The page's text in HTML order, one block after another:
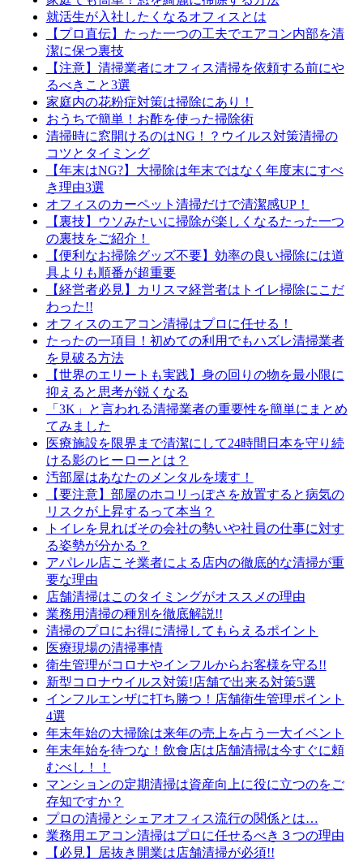
就活生が入社したくなるオフィスとは
【プロ直伝】たった一つの工夫でエアコン内部を清
潔に保つ裏技
【注意】清掃業者にオフィス清掃を依頼する前にや
るべきこと3選
家庭内の花粉症対策は掃除にあり！
おうちで簡単！お酢を使った掃除術
清掃時に窓開けるのはNG！？ウイルス対策清掃の
コツとタイミング
【年末はNG?】大掃除は年末ではなく年度末にすべ
き理由3選
オフィスのカーペット清掃だけで清潔感UP！
【裏技】ウソみたいに掃除が楽しくなるたった一つ
の裏技をご紹介！
【便利なお掃除グッズ不要】効率の良い掃除には道
具よりも順番が超重要
【経営者必見】カリスマ経営者はトイレ掃除にこだ
わった!!
オフィスのエアコン清掃はプロに任せる！
たったの一項目！初めての利用でもハズレ清掃業者
を見破る方法
【世界のエリートも実践】身の回りの物を最小限に
抑えると思考が鋭くなる
「3K」と言われる清掃業者の重要性を簡単にまとめ
てみました
医療施設を限界まで清潔にして24時間日本を守り続
ける影のヒーローとは？
汚部屋はあなたのメンタルを壊す！
【要注意】部屋のホコリっぽさを放置すると病気の
リスクが上昇するって本当？
トイレを見ればその会社の勢いや社員の仕事に対す
る姿勢が分かる？
アパレル店こそ業者による店内の徹底的な清掃が重
要な理由
店舗清掃はこのタイミングがオススメの理由
業務用清掃の種別を徹底解説!!
清掃のプロにお得に清掃してもらえるポイント
医療現場の清掃事情
衛生管理がコロナやインフルからお客様を守る!!
新型コロナウイルス対策!店舗で出来る対策5選
インフルエンザに打ち勝つ！店舗衛生管理ポイント
4選
年末年始の大掃除は来年の売上を占う一大イベント
年末年始を待つな！飲食店は店舗清掃は今すぐに頼
むべし！！
マンションの定期清掃は資産向上に役に立つのをご
存知ですか？
プロの清掃とシェアオフィス流行の関係とは…
業務用エアコン清掃はプロに任せるべき３つの理由
【必見】居抜き開業は店舗清掃が必須!!